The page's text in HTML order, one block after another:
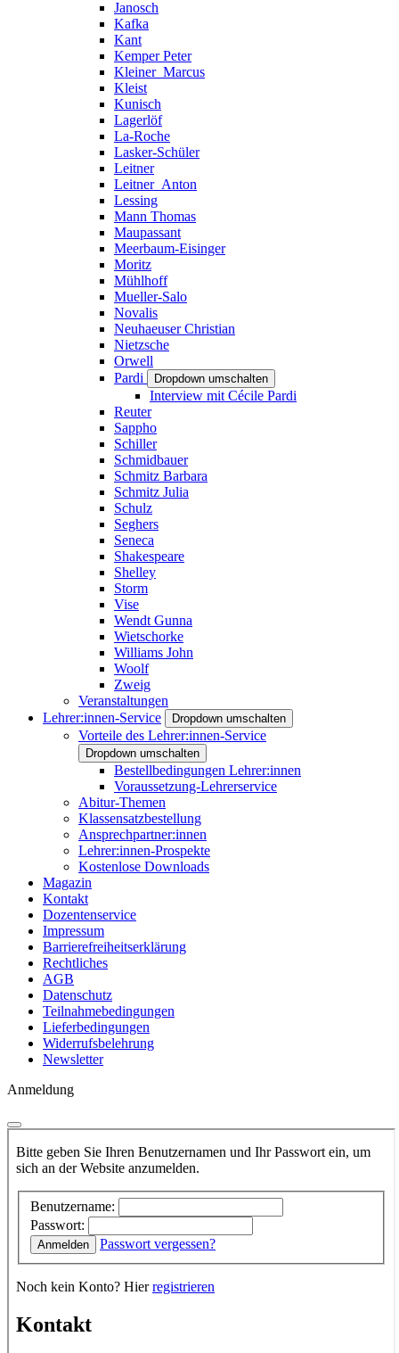
Janosch
Kafka
Kant
Kemper Peter
Kleiner_Marcus
Kleist
Kunisch
Lagerlöf
La-Roche
Lasker-Schüler
Leitner
Leitner_Anton
Lessing
Mann Thomas
Maupassant
Meerbaum-Eisinger
Moritz
Mühlhoff
Mueller-Salo
Novalis
Neuhaeuser Christian
Nietzsche
Orwell
Pardi
Dropdown umschalten
Interview mit Cécile Pardi
Reuter
Sappho
Schiller
Schmidbauer
Schmitz Barbara
Schmitz Julia
Schulz
Seghers
Seneca
Shakespeare
Shelley
Storm
Vise
Wendt Gunna
Wietschorke
Williams John
Woolf
Zweig
Veranstaltungen
Lehrer:innen-Service
Dropdown umschalten
Vorteile des Lehrer:innen-Service
Dropdown umschalten
Bestellbedingungen Lehrer:innen
Voraussetzung-Lehrerservice
Abitur-Themen
Klassensatzbestellung
Ansprechpartner:innen
Lehrer:innen-Prospekte
Kostenlose Downloads
Magazin
Kontakt
Dozentenservice
Impressum
Barrierefreiheitserklärung
Rechtliches
AGB
Datenschutz
Teilnahmebedingungen
Lieferbedingungen
Widerrufsbelehrung
Newsletter
Anmeldung